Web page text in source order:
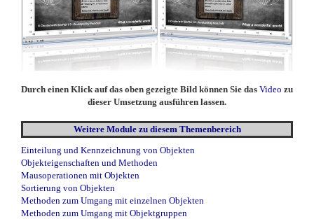
Durch einen Klick auf das oben gezeigte Bild können Sie das Video zu
dieser Umsetzung ausführen lassen.
Weitere Module zu diesem Themenbereich
Einteilung und Kennzeichnung von Objekten
Objekteigenschaften und Methoden
Mausoperationen mit Objekten
Sortierung von Objekten
Methoden zum Umgang mit einzelnen Objekten
Methoden zum Umgang mit Objektgruppen